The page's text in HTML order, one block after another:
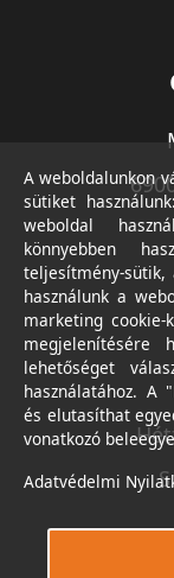
A weboldalunkon
sütiket
weboldal
könnyebben
teljesítmény-
használunk a
marketing
megjelenítésére
lehetőséget
használatához. A
és elutasíthat
vonatkozó
Adatvédelmi